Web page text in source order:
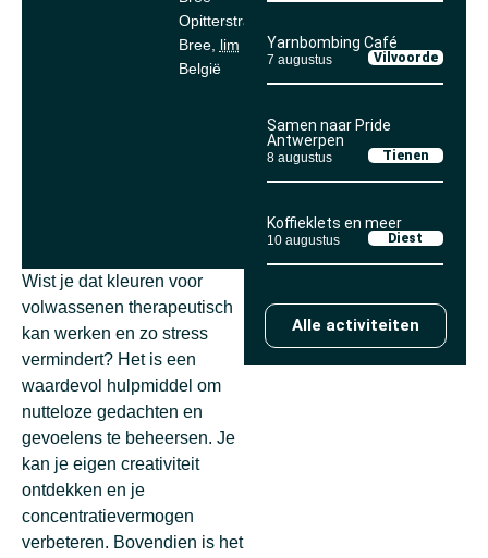
Opitterstraat 20
Bree, lim
3960
België
Wist je dat kleuren voor
volwassenen therapeutisch
kan werken en zo stress
vermindert? Het is een
waardevol hulpmiddel om
nutteloze gedachten en
gevoelens te beheersen. Je
kan je eigen creativiteit
ontdekken en je
concentratievermogen
verbeteren. Bovendien is het
Yarnbombing Café
7 augustus Vilvoorde
Samen naar Pride
Antwerpen
8 augustus Tienen
Koffieklets en meer
10 augustus Diest
Alle activiteiten